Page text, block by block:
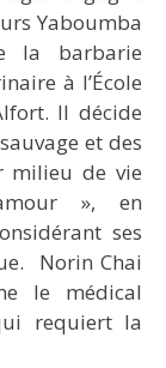
Yaboumba
la barbarie
à l’École
Il décide
et des
milieu de vie
», en
ses
Norin Chai
le médical
requiert la